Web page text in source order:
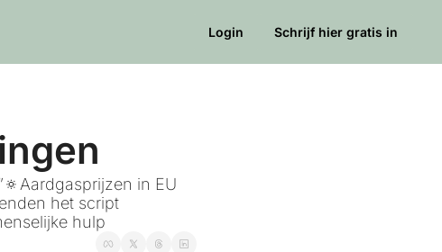
Login Schrijf hier gratis in
in EU
het script
hulp